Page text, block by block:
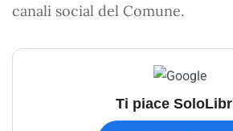
canali social del Comune.
Ti piace